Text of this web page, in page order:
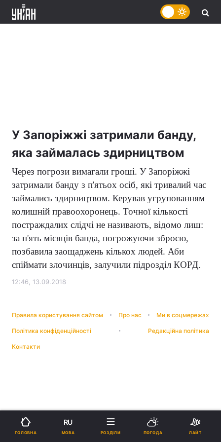
У Запоріжжі затримали банду,
яка займалась здирництвом
Через погрози вимагали гроші. У Запоріжжі
затримали банду з п'ятьох осіб, які тривалий час
займались здирництвом. Керував угрупованням
колишній правоохоронець. Точної кількості
постраждалих слідчі не називають, відомо лиш:
за п'ять місяців банда, погрожуючи зброєю,
позбавила заощаджень кількох людей. Аби
спіймати злочинців, залучили підрозділ КОРД.
12:46, 13.09.2018
Правила користування сайтом Про нас Ми в соцмережах
Політика конфіденційності Редакційна політика
Контакти
ГОЛОВНА
RU
МОВА РОЗДІЛИ ПОГОДА ЛАЙТ